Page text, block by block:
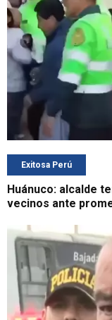
Exitosa Perú
Huánuco: alcalde
vecinos ante